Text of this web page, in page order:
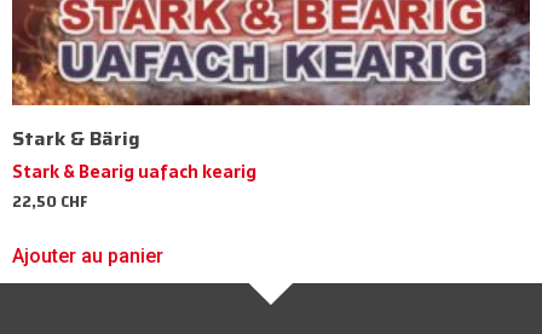
Stark & Bärig
Stark & Bearig uafach kearig
22,50CHF
Ajouter au panier